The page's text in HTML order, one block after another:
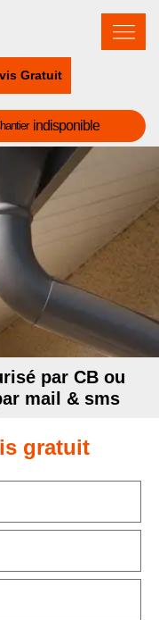
Gratuit
indisponible
par CB ou
mail & sms
gratuit